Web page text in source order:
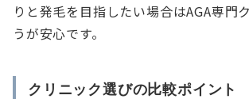
りと発毛を目指したい場合はAGA専門
うが安心です。
クリニック選びの比較ポイント